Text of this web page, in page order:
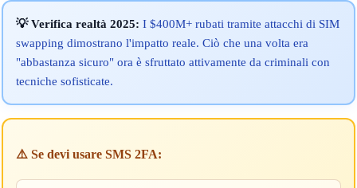
💡 Verifica realtà 2025: I $400M+ rubati tramite attacchi di SIM
swapping dimostrano l'impatto reale. Ciò che una volta era
"abbastanza sicuro" ora è sfruttato attivamente da criminali con
tecniche sofisticate.
⚠️ Se devi usare SMS 2FA: